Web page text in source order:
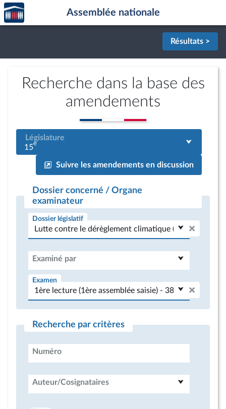
Aller au contenu
Aller en bas de la page
Accèder
à la
page
Assemblée nationale
Résultats >
Recherche dans la base des
amendements
Législature
15e
Suivre les amendements en discussion
Dossier concerné / Organe
examinateur
Dossier législatif
Examiné par
Examen
Recherche par critères
Numéro
Auteur/Cosignataires